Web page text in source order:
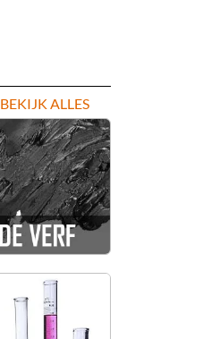
BEKIJK ALLES